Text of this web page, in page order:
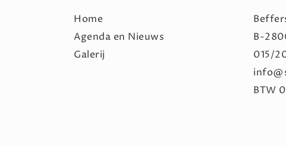
Home
Agenda en Nieuws
Galerij
B-
015/
BTW